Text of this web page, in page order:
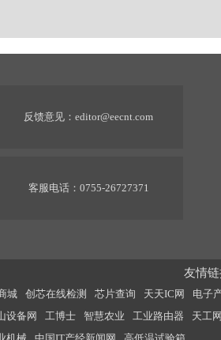
反馈意见： editor@eecnt.com
客服电话：0755-26727371
友情
城 创芯在线检测 芯片查询 天天IC网
电子
设备网 工博士 智慧农业 工业路由器
天工